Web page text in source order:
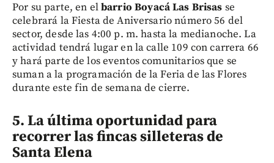
Por su parte, en elbarrio Boyacá Las Brisas se
celebrará la Fiesta de Aniversario número 56 del
sector, desde las 4:00 p. m. hasta la medianoche. La
actividad tendrá lugar en la calle 109 con carrera 66
y hará parte de los eventos comunitarios que se
suman a la programación de la Feria de las Flores
durante este fin de semana de cierre.
5. La última oportunidad para
recorrer las fincas silleteras de
Santa Elena